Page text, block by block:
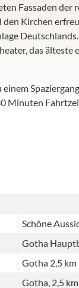
Fassaden
Kirchen
das
Minuten
Schöne
Gotha
Gotha 2,5 km
Gotha, 2,5 km